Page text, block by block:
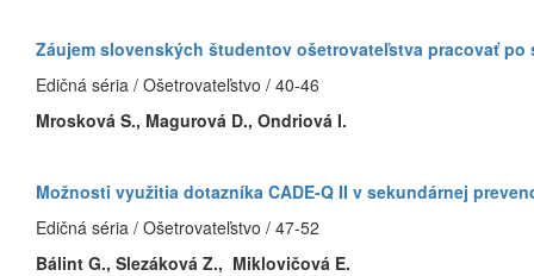
Záujem slovenských študentov ošetrovateľstva pracovať
Edičná séria / Ošetrovateľstvo / 40-46
Mrosková S., Magurová D., Ondriová I.
Možnosti využitia dotazníka CADE-Q II v sekundárnej
Edičná séria / Ošetrovateľstvo / 47-52
Bálint G., Slezáková Z., Miklovičová E.